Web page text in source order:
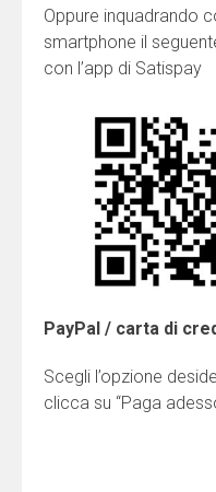
Oppure inquadrando
smartphone il
con l’app di Satispay
PayPal / carta di
Scegli l’opzione
clicca su “Paga